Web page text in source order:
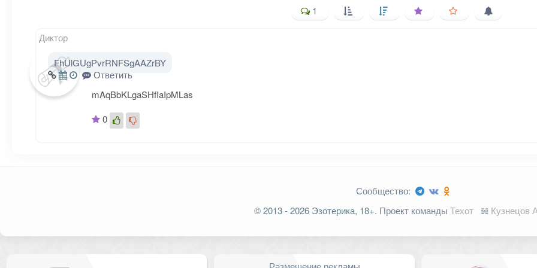
Ваш адрес email не будет опубликован.
Комментарий
1
Диктор
FhUlGUgPvrRNFSgAAZrBY
Ответить
mAqBbKLgaSHfIaIpMLas
0
Сообщество:
© 2013 - 2026 Эзотерика, 18+. Проект команды Техот 𝌴 Кузнецов